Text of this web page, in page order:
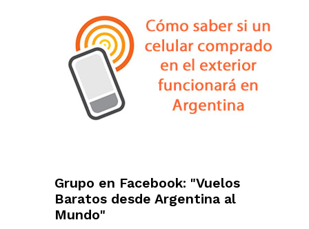
Grupo en Facebook: "Vuelos
Baratos desde Argentina al
Mundo"